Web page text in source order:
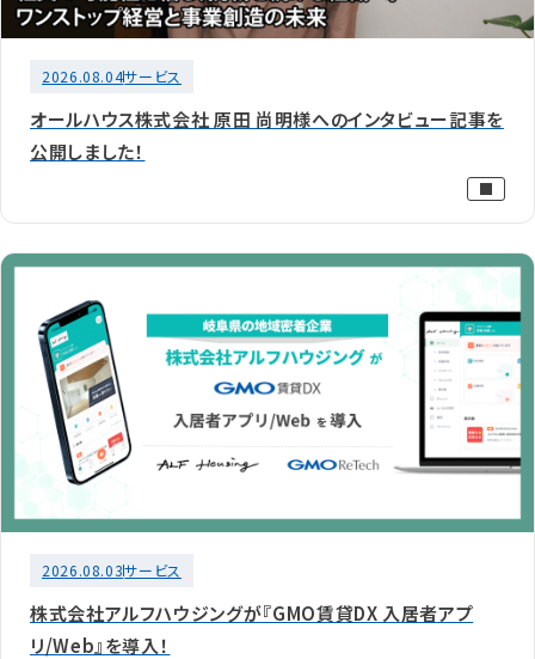
2026.08.04サービス
オールハウス株式会社 原田 尚明様へのインタビュー記事を
公開しました！
2026.08.03サービス
株式会社アルフハウジングが『GMO賃貸DX 入居者アプ
リ/Web』を導入！